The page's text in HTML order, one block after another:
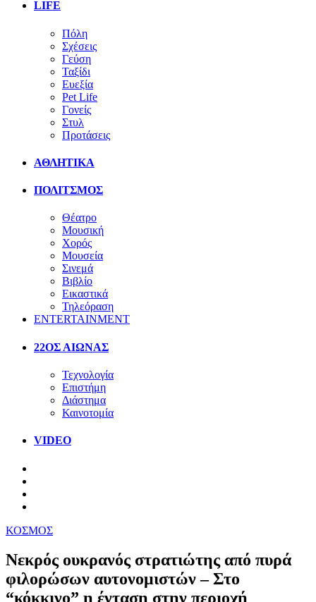
LIFE
Πόλη
Σχέσεις
Γεύση
Ταξίδι
Ευεξία
Pet Life
Γονείς
Στυλ
Προτάσεις
ΑΘΛΗΤΙΚΑ
ΠΟΛΙΤΣΜΟΣ
Θέατρο
Μουσική
Χορός
Μουσεία
Σινεμά
Βιβλίο
Εικαστικά
Τηλεόραση
ENTERTAINMENT
22ΟΣ ΑΙΩΝΑΣ
Τεχνολογία
Επιστήμη
Διάστημα
Καινοτομία
VIDEO
ΚΟΣΜΟΣ
Νεκρός ουκρανός στρατιώτης από πυρά
φιλορώσων αυτονομιστών – Στο
“κόκκινο” η ένταση στην περιοχή